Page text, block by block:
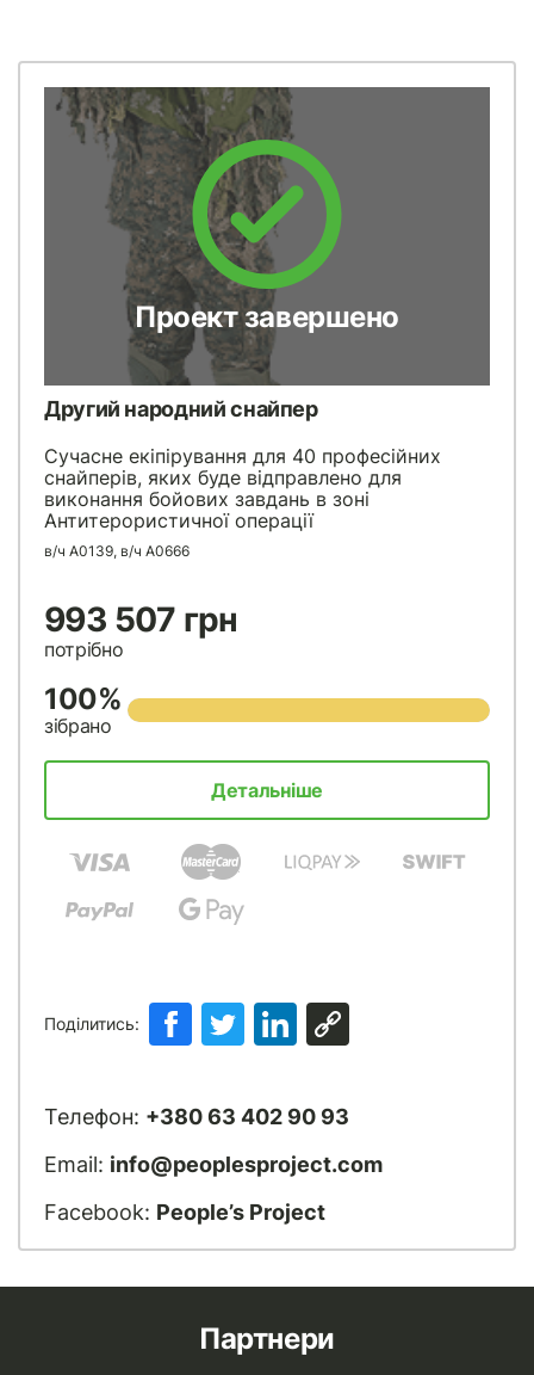
Проект завершено
Другий народний снайпер
Сучасне екіпірування для 40 професійних
снайперів, яких буде відправлено для
виконання бойових завдань в зоні
Антитерористичної операції
в/ч А0139, в/ч А0666
993 507 грн
потрібно
100%
зібрано
Детальніше
Поділитись:
Телефон: +380 63 402 90 93
Email: info@peoplesproject.com
Facebook: People’s Project
Партнери